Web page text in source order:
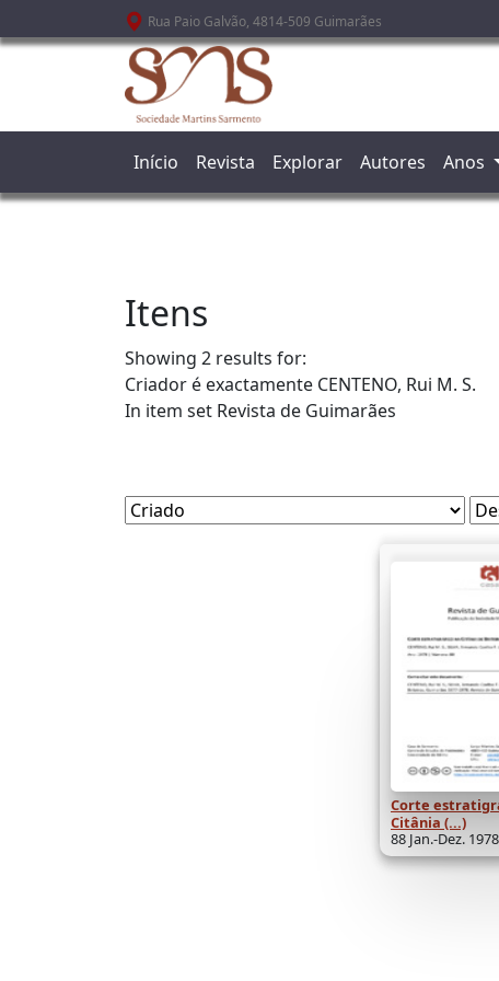
Passar para o conteúdo principal
Rua Paio Galvão, 4814-509 Guimarães
Início Revista Explorar Autores Anos
Itens
Showing 2 results for:
Criador é exactamente CENTENO, Rui M. S.
In item set Revista de Guimarães
Corte
Citânia (...)
88 Jan.-Dez.